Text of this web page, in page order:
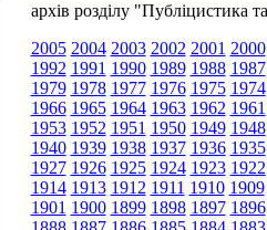
архів розділу "Публіцистика
2005 2004 2003 2002 2001 2000
1992 1991 1990 1989 1988 1987
1979 1978 1977 1976 1975 1974
1966 1965 1964 1963 1962 1961
1953 1952 1951 1950 1949 1948
1940 1939 1938 1937 1936 1935
1927 1926 1925 1924 1923 1922
1914 1913 1912 1911 1910 1909
1901 1900 1899 1898 1897 1896